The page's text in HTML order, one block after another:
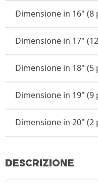
Dimensione in 16" (8
Dimensione in 17"
Dimensione in 18" (5
Dimensione in 19" (9
Dimensione in 20" (2
DESCRIZIONE